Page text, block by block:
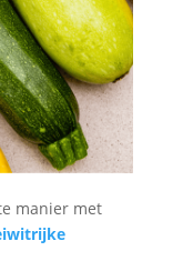
manier met